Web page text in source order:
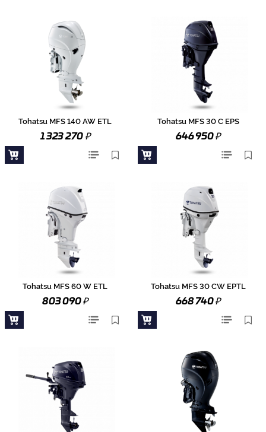
Tohatsu MFS 140 AW ETL
1 323 270₽
Tohatsu MFS 30 C EPS
646 950₽
Tohatsu MFS 60 W ETL
803 090₽
Tohatsu MFS 30 CW EPTL
668 740₽